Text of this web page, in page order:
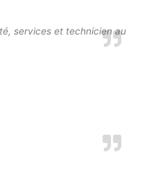
services et technicien au